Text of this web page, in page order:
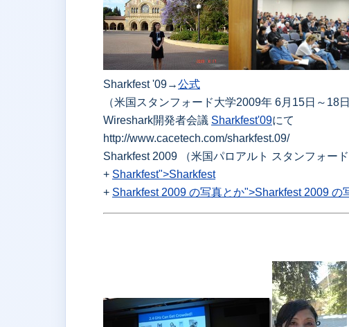
Sharkfest '09→公式
（米国スタンフォード大学2009年 6月15日～18日
Wireshark開発者会議 Sharkfest'09にて
http://www.cacetech.com/sharkfest.09/
Sharkfest 2009 （米国パロアルト スタンフォード
+ Sharkfest">Sharkfest
+ Sharkfest 2009 の写真とか">Sharkfest 2009 の